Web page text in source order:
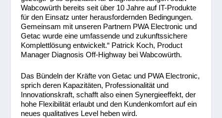
Wabcowürth bereits seit über 10 Jahre auf IT-Produkte
für den Einsatz unter herausfordernden Bedingungen.
Gemeinsam mit unseren Partnern PWA Electronic und
Getac wurde eine umfassende und zukunftssichere
Komplettlösung entwickelt.“ Patrick Koch, Product
Manager Diagnosis Off-Highway bei Wabcowürth.
Das Bündeln der Kräfte von Getac und PWA Electronic,
sprich deren Kapazitäten, Professionalität und
Innovationskraft, schafft also einen Synergieeffekt, der
hohe Flexibilität erlaubt und den Kundenkomfort auf ein
neues qualitatives Level heben wird.